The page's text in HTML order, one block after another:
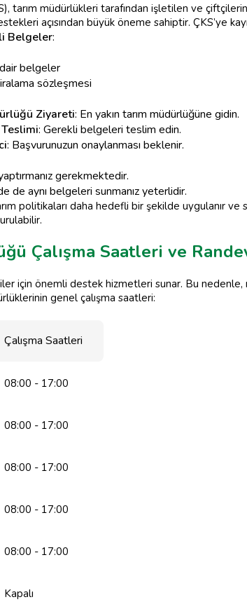
tarım müdürlükleri tarafından işletilen ve
açısından büyük öneme sahiptir. ÇKS’ye
Belgeler:
belgeler
sözleşmesi
Ziyareti: En yakın tarım müdürlüğüne gidin.
: Gerekli belgeleri teslim edin.
: Başvurunuzun onaylanması beklenir.
gerekmektedir.
de aynı belgeleri sunmanız yeterlidir.
politikaları daha hedefli bir şekilde uygulanır ve
Çalışma Saatleri ve
için önemli destek hizmetleri sunar. Bu
genel çalışma saatleri:
Çalışma Saatleri
08:00 - 17:00
08:00 - 17:00
08:00 - 17:00
08:00 - 17:00
08:00 - 17:00
Kapalı